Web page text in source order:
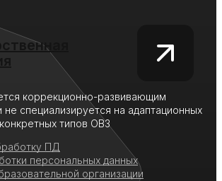
коррекционно-развивающим
специализируется на адаптационных
типов ОВЗ
ПД
персональных данных
организации